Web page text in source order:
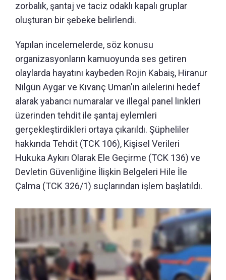
zorbalık, şantaj ve taciz odaklı kapalı gruplar
oluşturan bir şebeke belirlendi.
Yapılan incelemelerde, söz konusu
organizasyonların kamuoyunda ses getiren
olaylarda hayatını kaybeden Rojin Kabaiş, Hiranur
Nilgün Aygar ve Kıvanç Uman'ın ailelerini hedef
alarak yabancı numaralar ve illegal panel linkleri
üzerinden tehdit ile şantaj eylemleri
gerçekleştirdikleri ortaya çıkarıldı. Şüpheliler
hakkında Tehdit (TCK 106), Kişisel Verileri
Hukuka Aykırı Olarak Ele Geçirme (TCK 136) ve
Devletin Güvenliğine İlişkin Belgeleri Hile İle
Çalma (TCK 326/1) suçlarından işlem başlatıldı.